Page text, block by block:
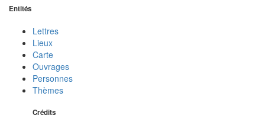
Entités
Lettres
Lieux
Carte
Ouvrages
Personnes
Thèmes
Crédits